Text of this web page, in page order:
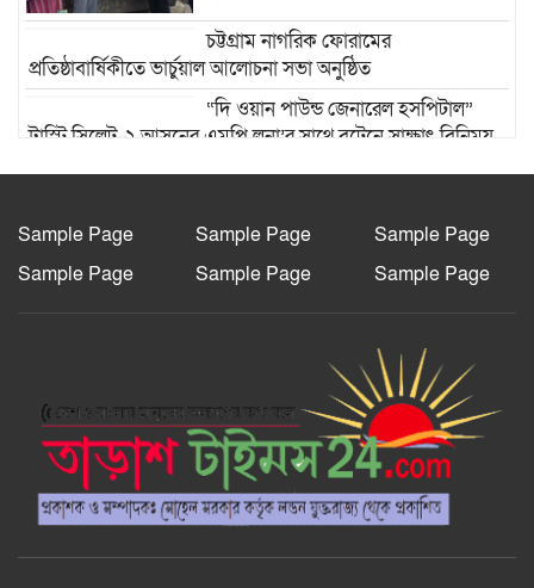
চট্টগ্রাম নাগরিক ফোরামের
প্রতিষ্ঠাবার্ষিকীতে ভার্চুয়াল আলোচনা সভা অনুষ্ঠিত
“দি ওয়ান পাউন্ড জেনারেল হসপিটাল”
ট্রাস্টি সিলেট-২ আসনের এমপি লুনা’র সা‌থে বৃটেনে সাক্ষাৎ বিনিময়
মানবিক সংগঠন সিলেট-চট্টগ্রাম ফ্রেন্ডশিপ
রাজশাহী দুর্গাপুরে ভ্রাম্যমাণ আদালতের
বাংলাদেশ জাতীয়তাবাদী স্বেচ্ছাসেবক
দলের হরিপুর উপজেলা শাখার নতুন কমিটি
গঠন
আল-ইযহার আইডিয়াল মাদ্রাসায় মেধা
বিকাশ, কুরআন বিতরণ ও ফলাফল প্রকাশ
অনুষ্ঠান ২০২৬ অনুষ্ঠিত।
Sample Page Sample Page
Sample Page
Sample Page
Sample Page Sample Page